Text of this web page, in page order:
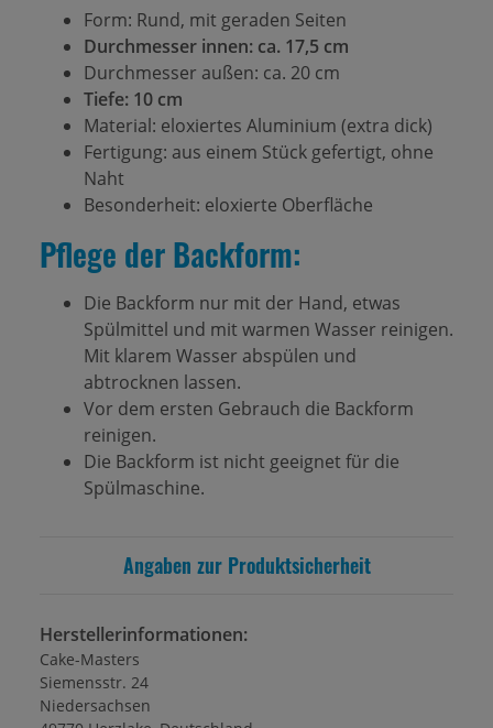
Form: Rund, mit geraden Seiten
Durchmesser innen: ca. 17,5 cm
Durchmesser außen: ca. 20 cm
Tiefe: 10 cm
Material: eloxiertes Aluminium (extra dick)
Fertigung: aus einem Stück gefertigt, ohne
Naht
Besonderheit: eloxierte Oberfläche
Pflege der Backform:
Die Backform nur mit der Hand, etwas
Spülmittel und mit warmen Wasser reinigen.
Mit klarem Wasser abspülen und
abtrocknen lassen.
Vor dem ersten Gebrauch die Backform
reinigen.
Die Backform ist nicht geeignet für die
Spülmaschine.
Angaben zur Produktsicherheit
Herstellerinformationen:
Cake-Masters
Siemensstr. 24
Niedersachsen